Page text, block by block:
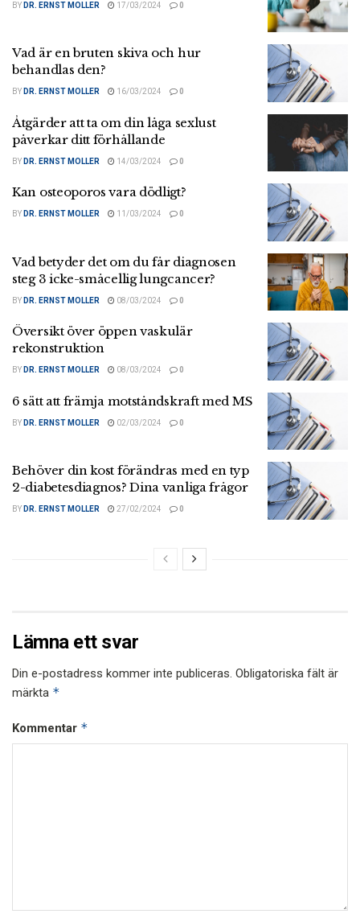
BY DR. ERNST MOLLER 17/03/2024 0
Vad är en bruten skiva och hur
behandlas den?
BY DR. ERNST MOLLER 16/03/2024 0
Åtgärder att ta om din låga sexlust
påverkar ditt förhållande
BY DR. ERNST MOLLER 14/03/2024 0
Kan osteoporos vara dödligt?
BY DR. ERNST MOLLER 11/03/2024 0
Vad betyder det om du får diagnosen
steg 3 icke-småcellig lungcancer?
BY DR. ERNST MOLLER 08/03/2024 0
Översikt över öppen vaskulär
rekonstruktion
BY DR. ERNST MOLLER 08/03/2024 0
6 sätt att främja motståndskraft med MS
BY DR. ERNST MOLLER 02/03/2024 0
Behöver din kost förändras med en typ
2-diabetesdiagnos? Dina vanliga frågor
BY DR. ERNST MOLLER 27/02/2024 0
Lämna ett svar
Din e-postadress kommer inte publiceras. Obligatoriska fält är
märkta *
Kommentar *